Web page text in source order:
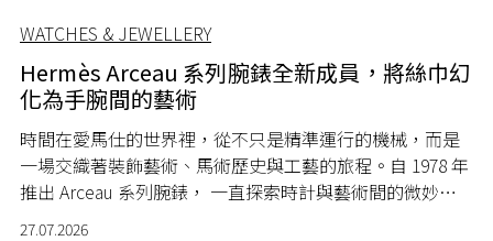
WATCHES & JEWELLERY
Hermès Arceau 系列腕錶全新成員，將絲巾幻
化為手腕間的藝術
時間在愛馬仕的世界裡，從不只是精準運行的機械，而是
一場交織著裝飾藝術、馬術歷史與工藝的旅程。自 1978 年
推出 Arceau 系列腕錶， 一直探索時計與藝術間的微妙關
27.07.2026